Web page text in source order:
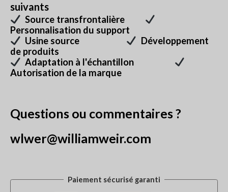
suivants
Source transfrontalière
Personnalisation du support
Usine source
Développement
de produits
Adaptation à l'échantillon
Autorisation de la marque
Questions ou commentaires ?
wlwer@williamweir.com
Paiement sécurisé garanti